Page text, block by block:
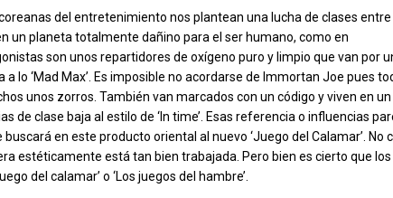
del entretenimiento nos plantean una lucha de clases entre
un planeta totalmente dañino para el ser humano, como en
son unos repartidores de oxígeno puro y limpio que van por
a lo ‘Mad Max’. Es imposible no acordarse de Immortan Joe pues
unos zorros. También van marcados con un código y viven en un
de clase baja al estilo de ‘In time’. Esas referencia o influencias
en este producto oriental al nuevo ‘Juego del Calamar’. No
estéticamente está tan bien trabajada. Pero bien es cierto que los
del calamar’ o ‘Los juegos del hambre’.